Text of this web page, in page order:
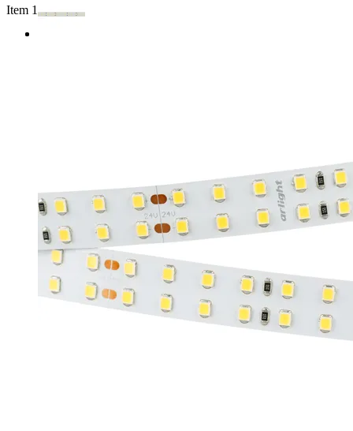
Item 1 of 2